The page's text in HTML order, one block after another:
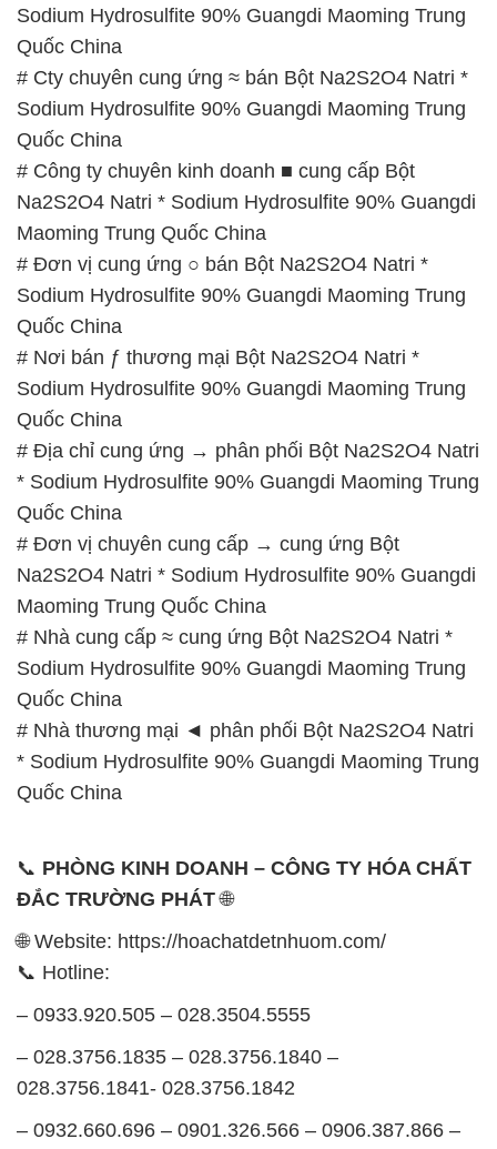
Sodium Hydrosulfite 90% Guangdi Maoming Trung
Quốc China
# Cty chuyên cung ứng ≈ bán Bột Na2S2O4 Natri *
Sodium Hydrosulfite 90% Guangdi Maoming Trung
Quốc China
# Công ty chuyên kinh doanh ■ cung cấp Bột
Na2S2O4 Natri * Sodium Hydrosulfite 90% Guangdi
Maoming Trung Quốc China
# Đơn vị cung ứng ○ bán Bột Na2S2O4 Natri *
Sodium Hydrosulfite 90% Guangdi Maoming Trung
Quốc China
# Nơi bán ƒ thương mại Bột Na2S2O4 Natri *
Sodium Hydrosulfite 90% Guangdi Maoming Trung
Quốc China
# Địa chỉ cung ứng → phân phối Bột Na2S2O4 Natri
* Sodium Hydrosulfite 90% Guangdi Maoming Trung
Quốc China
# Đơn vị chuyên cung cấp → cung ứng Bột
Na2S2O4 Natri * Sodium Hydrosulfite 90% Guangdi
Maoming Trung Quốc China
# Nhà cung cấp ≈ cung ứng Bột Na2S2O4 Natri *
Sodium Hydrosulfite 90% Guangdi Maoming Trung
Quốc China
# Nhà thương mại ◄ phân phối Bột Na2S2O4 Natri
* Sodium Hydrosulfite 90% Guangdi Maoming Trung
Quốc China
📞 PHÒNG KINH DOANH – CÔNG TY HÓA CHẤT
ĐẮC TRƯỜNG PHÁT🌐
🌐 Website: https://hoachatdetnhuom.com/
📞 Hotline:
– 0933.920.505 – 028.3504.5555
– 028.3756.1835 – 028.3756.1840 –
028.3756.1841- 028.3756.1842
– 0932.660.696 – 0901.326.566 – 0906.387.866 –